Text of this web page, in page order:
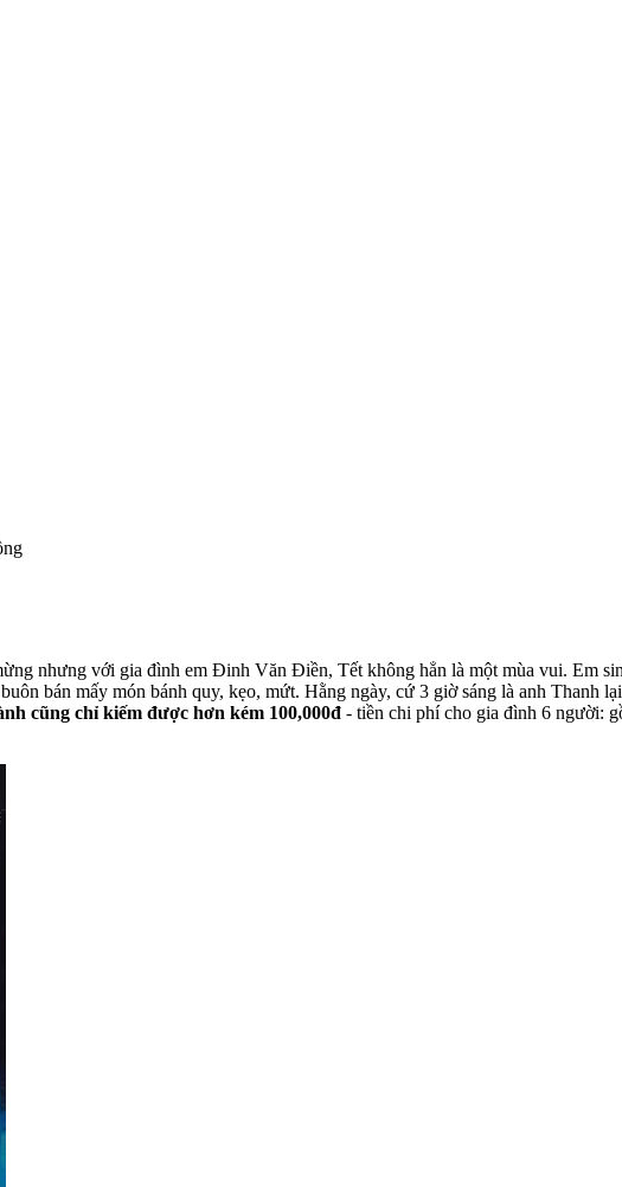
nhưng với gia đình em Đinh Văn Điền, Tết không hẳn là một mùa vui. Em
bán mấy món bánh quy, kẹo, mứt. Hằng ngày, cứ 3 giờ sáng là anh Thanh
cũng chỉ kiếm được hơn kém 100,000đ - tiền chi phí cho gia đình 6 người: